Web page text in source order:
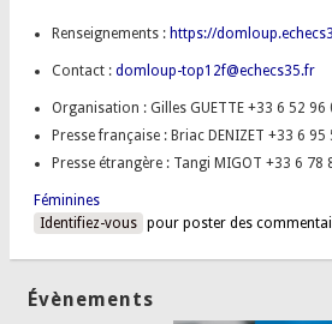
Renseignements : https://
Contact : domloup-top12f@echecs35.fr
Organisation : Gilles GUETTE +33 6 52 96
Presse française : Briac DENIZET +33 6 95
Presse étrangère : Tangi MIGOT +33 6 78
Féminines
Identifiez-vous pour poster des
Évènements